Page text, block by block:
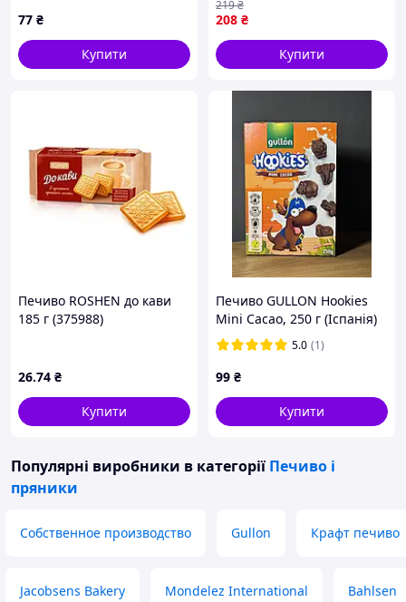
77 ₴
Купити
208 ₴
219₴
Купити
Печиво ROSHEN до кави
185 г (375988)
26.74 ₴
Купити
Печиво GULLON Hookies
Mini Cacao, 250 г (Іспанія)
5.0 (1)
99 ₴
Купити
Популярні виробники в категорії Печиво і
пряники
Собственное производство Gullon Крафт печиво
Jacobsens Bakery Mondelez International Bahlsen